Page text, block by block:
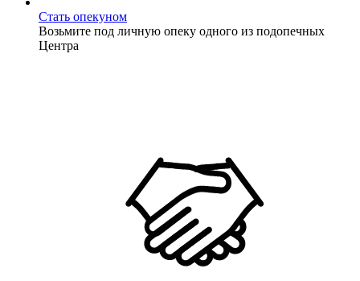
Стать опекуном
Возьмите под личную опеку одного из подопечных
Центра